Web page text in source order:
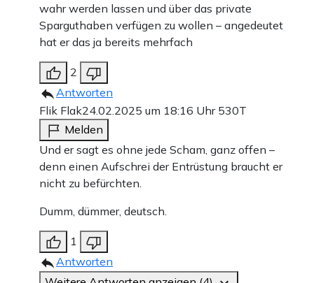
wahr werden lassen und über das private
Sparguthaben verfügen zu wollen – angedeutet
hat er das ja bereits mehrfach
2
Antworten
Flik Flak24.02.2025 um 18:16 Uhr 530T
Melden
Und er sagt es ohne jede Scham, ganz offen –
denn einen Aufschrei der Entrüstung braucht er
nicht zu befürchten.
Dumm, dümmer, deutsch.
1
Antworten